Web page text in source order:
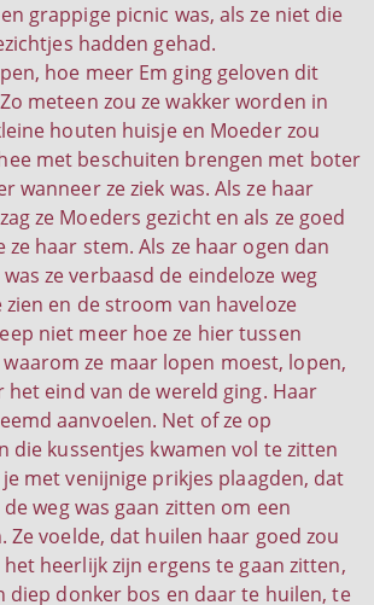
grappige picnic was, als ze niet die
hadden gehad.
hoe meer Em ging geloven dit
meteen zou ze wakker worden in
houten huisje en Moeder zou
met beschuiten brengen met boter
wanneer ze ziek was. Als ze haar
ze Moeders gezicht en als ze goed
haar stem. Als ze haar ogen dan
ze verbaasd de eindeloze weg
en de stroom van haveloze
niet meer hoe ze hier tussen
ze maar lopen moest, lopen,
eind van de wereld ging. Haar
aanvoelen. Net of ze op
die kussentjes kwamen vol te zitten
met venijnige prikjes plaagden, dat
weg was gaan zitten om een
Ze voelde, dat huilen haar goed zou
heerlijk zijn ergens te gaan zitten,
diep donker bos en daar te huilen, te